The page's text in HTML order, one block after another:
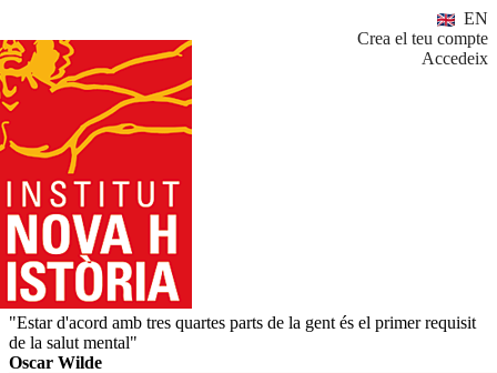
EN
Crea el teu compte
Accedeix
"Estar d'acord amb tres quartes parts de la gent és el primer requisit
de la salut mental"
Oscar Wilde